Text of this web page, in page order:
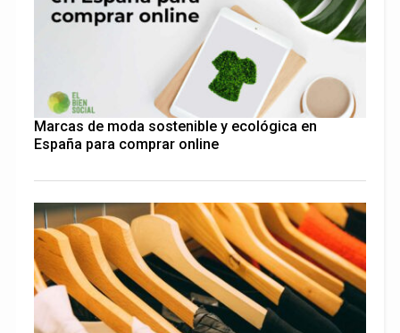
Marcas de moda sostenible y ecológica en
España para comprar online